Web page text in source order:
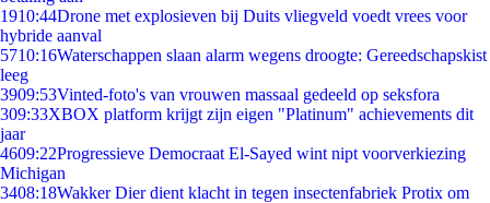
1910:44Drone met explosieven bij Duits vliegveld voedt vrees voor
hybride aanval
5710:16Waterschappen slaan alarm wegens droogte: Gereedschapskist
leeg
3909:53Vinted-foto's van vrouwen massaal gedeeld op seksfora
309:33XBOX platform krijgt zijn eigen "Platinum" achievements dit
jaar
4609:22Progressieve Democraat El-Sayed wint nipt voorverkiezing
Michigan
3408:18Wakker Dier dient klacht in tegen insectenfabriek Protix om